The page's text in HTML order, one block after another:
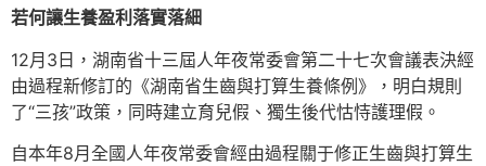
若何讓生養盈利落實落細
12月3日，湖南省十三屆人年夜常委會第二十七次會議表決經
由過程新修訂的《湖南省生齒與打算生養條例》，明白規則
了“三孩”政策，同時建立育兒假、獨生後代怙恃護理假。
自本年8月全國人年夜常委會經由過程關于修正生齒與打算生